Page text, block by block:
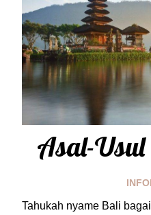
Asal-
Tahukah nyame Bali